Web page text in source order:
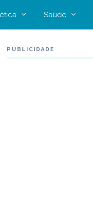
Saúde
PUBLICIDADE